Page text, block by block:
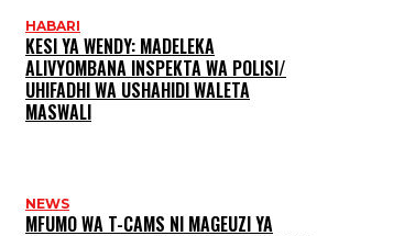
HABARI
KESI YA WENDY: MADELEKA
ALIVYOMBANA INSPEKTA WA POLISI/
UHIFADHI WA USHAHIDI WALETA
MASWALI
NEWS
MFUMO WA T-CAMS NI MAGEUZI YA